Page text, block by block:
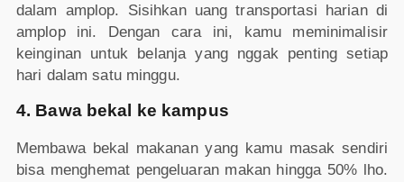
dalam amplop. Sisihkan uang transportasi harian di
amplop ini. Dengan cara ini, kamu meminimalisir
keinginan untuk belanja yang nggak penting setiap
hari dalam satu minggu.
4. Bawa bekal ke kampus
Membawa bekal makanan yang kamu masak sendiri
bisa menghemat pengeluaran makan hingga 50% lho.